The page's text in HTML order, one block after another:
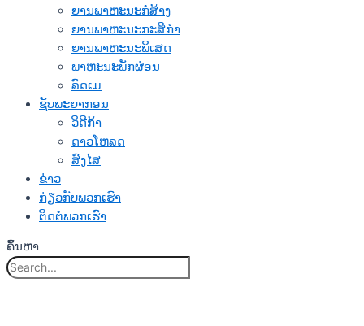
ຍານພາຫະນະກໍ່ສ້າງ
ຍານພາຫະນະກະສິກໍາ
ຍານພາຫະນະພິເສດ
ພາຫະນະພັກຜ່ອນ
ລົດເມ
ຊັບພະຍາກອນ
ວິດີກ້າ
ດາວໂຫລດ
ສົງໄສ
ຂ່າວ
ກ່ຽວກັບພວກເຮົາ
ຕິດຕໍ່ພວກເຮົາ
ຄົ້ນຫາ